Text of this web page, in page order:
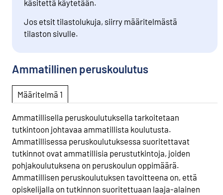
käsitettä käytetään.
Jos etsit tilastolukuja, siirry määritelmästä
tilaston sivulle.
Ammatillinen peruskoulutus
Määritelmä 1
Ammatillisella peruskoulutuksella tarkoitetaan
tutkintoon johtavaa ammatillista koulutusta.
Ammatillisessa peruskoulutuksessa suoritettavat
tutkinnot ovat ammatillisia perustutkintoja, joiden
pohjakoulutuksena on peruskoulun oppimäärä.
Ammatillisen peruskoulutuksen tavoitteena on, että
opiskelijalla on tutkinnon suoritettuaan laaja-alainen